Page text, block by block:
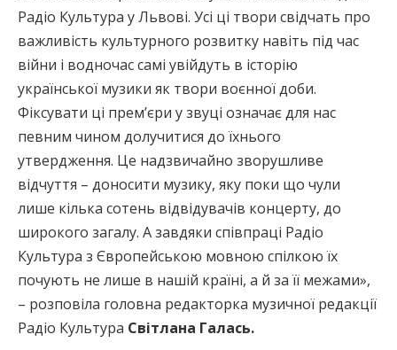
Радіо Культура у Львові. Усі ці твори свідчать про
важливість культурного розвитку навіть під час
війни і водночас самі увійдуть в історію
української музики як твори воєнної доби.
Фіксувати ці прем’єри у звуці означає для нас
певним чином долучитися до їхнього
утвердження. Це надзвичайно зворушливе
відчуття – доносити музику, яку поки що чули
лише кілька сотень відвідувачів концерту, до
широкого загалу. А завдяки співпраці Радіо
Культура з Європейською мовною спілкою їх
почують не лише в нашій країні, а й за її межами»,
– розповіла головна редакторка музичної редакції
Радіо Культура Світлана Галась.